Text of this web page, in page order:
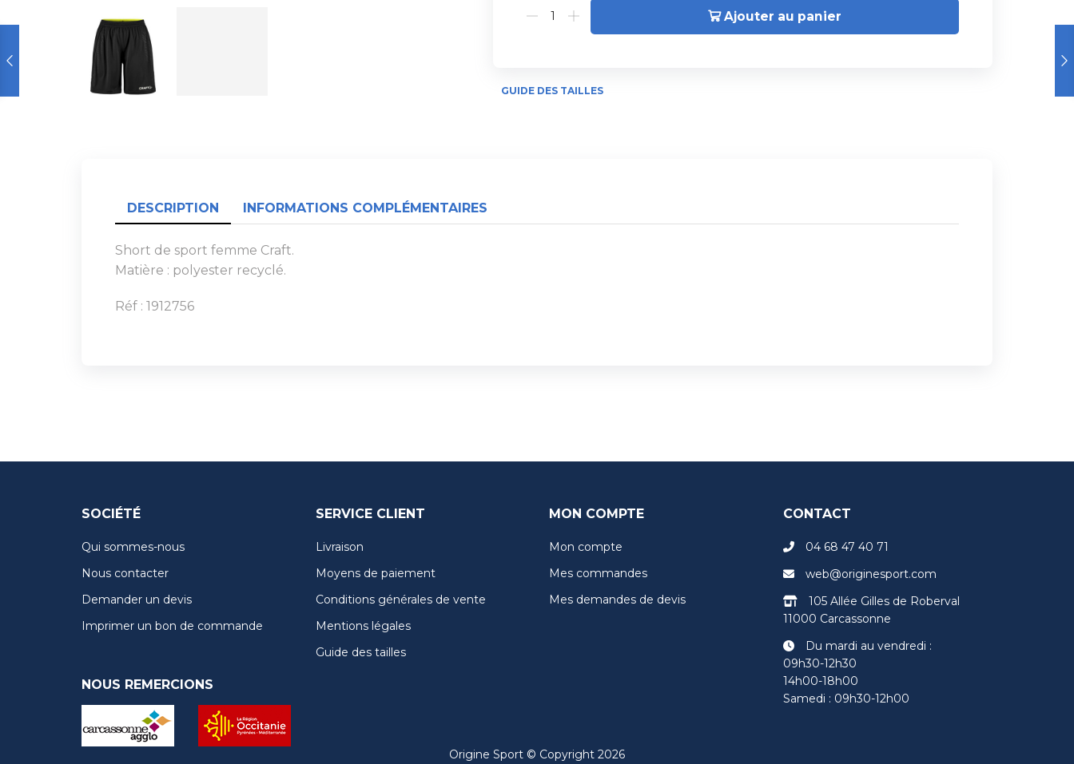
Ajouter au panier
GUIDE DES TAILLES
DESCRIPTION INFORMATIONS COMPLÉMENTAIRES
Short de sport femme Craft.
Matière : polyester recyclé.
Réf : 1912756
SOCIÉTÉ
Qui sommes-nous
Nous contacter
Demander un devis
Imprimer un bon de commande
NOUS REMERCIONS
SERVICE CLIENT
Livraison
Moyens de paiement
Conditions générales de vente
Mentions légales
Guide des tailles
MON COMPTE
Mon compte
Mes commandes
Mes demandes de devis
CONTACT
04 68 47 40 71
web@originesport.com
105 Allée Gilles de Roberval
11000 Carcassonne
Du mardi au vendredi :
09h30-12h30
14h00-18h00
Samedi : 09h30-12h00
Origine Sport © Copyright 2026